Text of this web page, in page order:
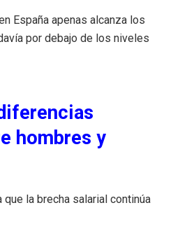
España apenas alcanza los
por debajo de los niveles
hombres y
la brecha salarial continúa